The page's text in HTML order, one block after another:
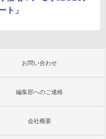
ト」
お問い合わせ
編集部へのご連絡
会社概要